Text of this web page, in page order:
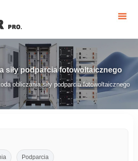
siły podparcia fotowoltaicznego
obliczania siły podparcia fotowoltaicznego
Podparcia